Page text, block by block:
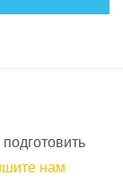
нам